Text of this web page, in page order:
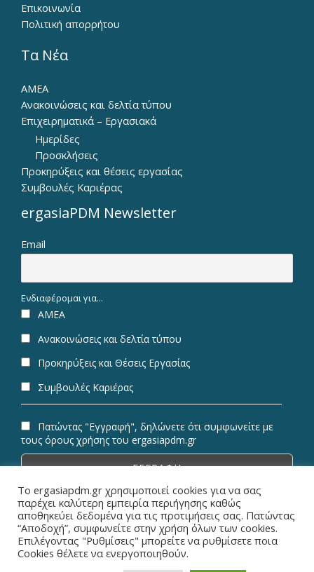
Επικοινωνία
Πολιτική απορρήτου
Τα Νέα
ΑΜΕΑ
Ανακοινώσεις και δελτία τύπου
Επιχειρηματικά – Εργασιακά
Ημερίδες
Προσκλήσεις
Προκηρύξεις και θέσεις εργασίας
Συμβουλές Καριέρας
ergasiaPDM Newsletter
Email
Ενδιαφέρομαι για...
ΑΜΕΑ
Ανακοινώσεις και δελτία τύπου
Προκηρύξεις και Θέσεις Εργασίας
Συμβουλές Καριέρας
Πατώντας "Εγγραφή", δηλώνετε ότι συμφωνείτε με
τους όρους χρήσης του ergasiapdm.gr
© Copyright 2026 ErgasiaPDM | All Rights Reserved.
Designed & Powered byMetaminds Innovations
Το ergasiapdm.gr χρησιμοποιεί cookies για να σας
παρέχει καλύτερη εμπειρία περιήγησης καθώς
αποθηκεύει δεδομένα για τις προτιμήσεις σας. Πατώντας
“Αποδοχή”, συμφωνείτε στην χρήση όλων των cookies.
Επιλέγοντας "Ρυθμίσεις" μπορείτε να ρυθμίσετε ποια
Cookies θέλετε να ενεργοποιηθούν.